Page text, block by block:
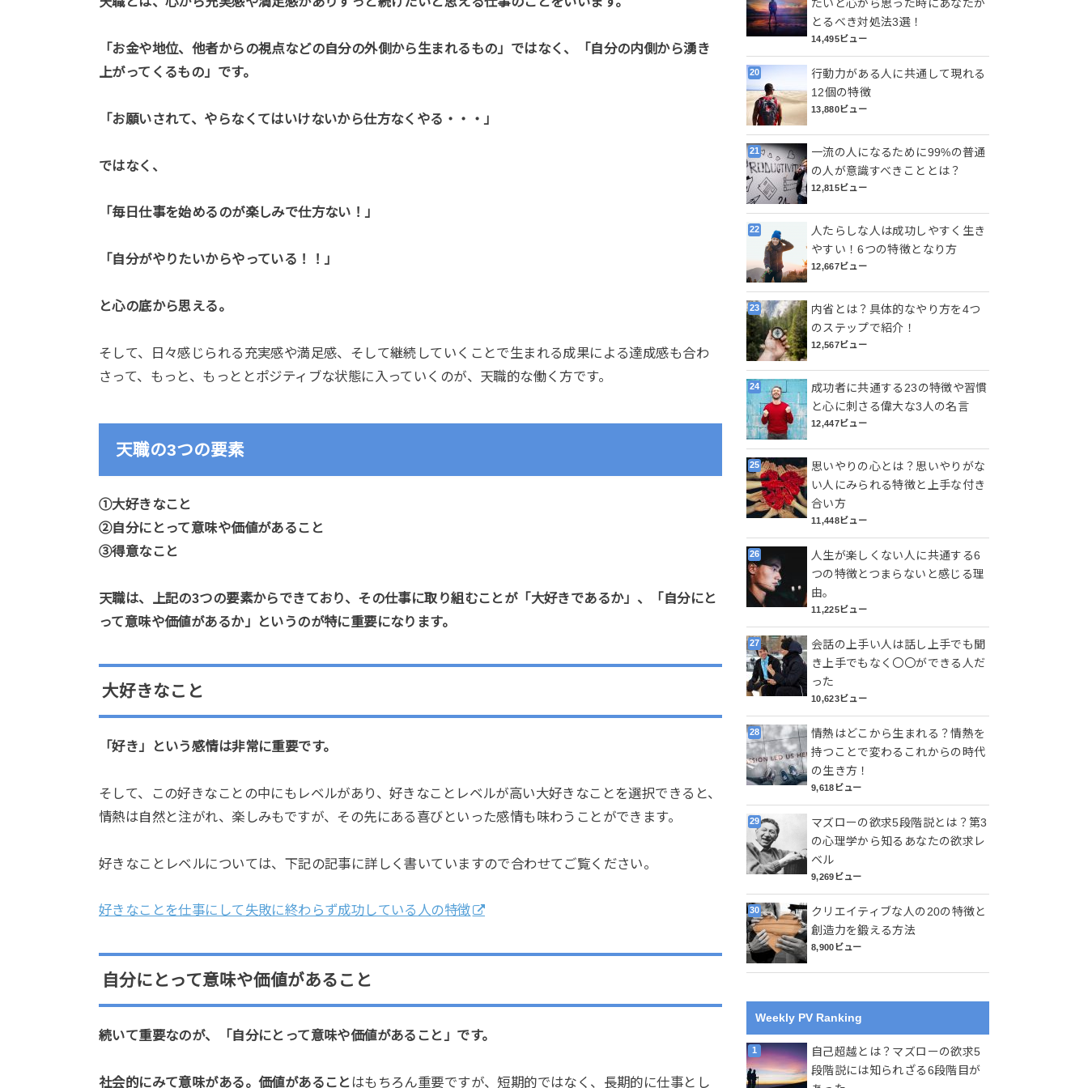
「お金や地位、他者からの視点などの自分の外側から生まれるもの」ではなく、「自分の内側から湧き
上がってくるもの」です。
「お願いされて、やらなくてはいけないから仕方なくやる・・・」
ではなく、
「毎日仕事を始めるのが楽しみで仕方ない！」
「自分がやりたいからやっている！！」
と心の底から思える。
そして、日々感じられる充実感や満足感、そして継続していくことで生まれる成果による達成感も合わ
さって、もっと、もっととポジティブな状態に入っていくのが、天職的な働く方です。
天職の3つの要素
①大好きなこと
②自分にとって意味や価値があること
③得意なこと
天職は、上記の3つの要素からできており、その仕事に取り組むことが「大好きであるか」、「自分にと
って意味や価値があるか」というのが特に重要になります。
大好きなこと
「好き」という感情は非常に重要です。
そして、この好きなことの中にもレベルがあり、好きなことレベルが高い大好きなことを選択できると、
情熱は自然と注がれ、楽しみもですが、その先にある喜びといった感情も味わうことができます。
好きなことレベルについては、下記の記事に詳しく書いていますので合わせてご覧ください。
好きなことを仕事にして失敗に終わらず成功している人の特徴
自分にとって意味や価値があること
続いて重要なのが、「自分にとって意味や価値があること」です。
社会的にみて意味がある。価値があること はもちろん重要ですが、短期的ではなく、長期的に仕事とし
たいと心から思った時にあなたが
とるべき対処法3選！
14,495ビュー
行動力がある人に共通して現れる
12個の特徴
13,880ビュー
一流の人になるために99%の普通
の人が意識すべきこととは？
12,815ビュー
人たらしな人は成功しやすく生き
やすい！6つの特徴となり方
12,667ビュー
内省とは？具体的なやり方を4つ
のステップで紹介！
12,567ビュー
成功者に共通する23の特徴や習慣
と心に刺さる偉大な3人の名言
12,447ビュー
思いやりの心とは？思いやりがな
い人にみられる特徴と上手な付き
合い方
11,448ビュー
人生が楽しくない人に共通する6
つの特徴とつまらないと感じる理
由。
11,225ビュー
会話の上手い人は話し上手でも聞
き上手でもなく〇〇ができる人だ
った
10,623ビュー
情熱はどこから生まれる？情熱を
持つことで変わるこれからの時代
の生き方！
9,618ビュー
マズローの欲求5段階説とは？第3
の心理学から知るあなたの欲求レ
ベル
9,269ビュー
クリエイティブな人の20の特徴と
創造力を鍛える方法
8,900ビュー
Weekly PV Ranking
自己超越とは？マズローの欲求5
段階説には知られざる6段階目が